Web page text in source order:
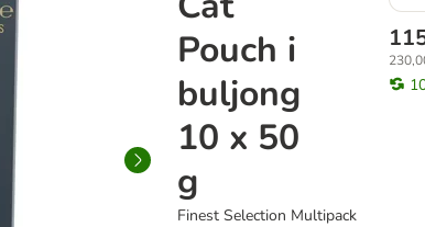
Pouch i
buljong
10 x 50
g
Finest Selection Multipack